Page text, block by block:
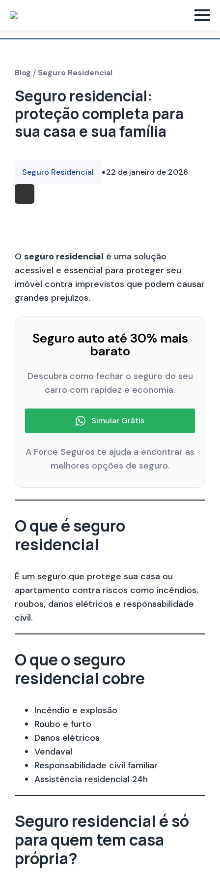
Blog / Seguro Residencial
Seguro residencial:
proteção completa para
sua casa e sua família
Seguro Residencial •22 de janeiro de 2026
O seguro residencial é uma solução
acessível e essencial para proteger seu
imóvel contra imprevistos que podem causar
grandes prejuízos.
Seguro auto até 30% mais
barato
Descubra como fechar o seguro do seu
carro com rapidez e economia.
Simular Grátis
A Force Seguros te ajuda a encontrar as
melhores opções de seguro.
O que é seguro
residencial
É um seguro que protege sua casa ou
apartamento contra riscos como incêndios,
roubos, danos elétricos e responsabilidade
civil.
O que o seguro
residencial cobre
Incêndio e explosão
Roubo e furto
Danos elétricos
Vendaval
Responsabilidade civil familiar
Assistência residencial 24h
Seguro residencial é só
para quem tem casa
própria?